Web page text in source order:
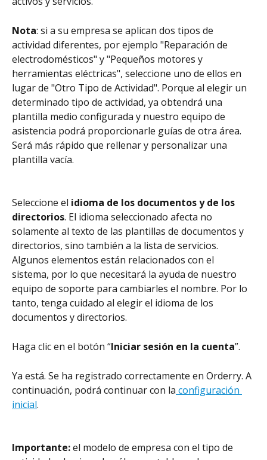
Nota: si a su empresa se aplican dos tipos de
actividad diferentes, por ejemplo "Reparación de
electrodomésticos" y "Pequeños motores y
herramientas eléctricas", seleccione uno de ellos en
lugar de "Otro Tipo de Actividad". Porque al elegir un
determinado tipo de actividad, ya obtendrá una
plantilla medio configurada y nuestro equipo de
asistencia podrá proporcionarle guías de otra área.
Será más rápido que rellenar y personalizar una
plantilla vacía.
Seleccione el idioma de los documentos y de los
directorios. El idioma seleccionado afecta no
solamente al texto de las plantillas de documentos y
directorios, sino también a la lista de servicios.
Algunos elementos están relacionados con el
sistema, por lo que necesitará la ayuda de nuestro
equipo de soporte para cambiarles el nombre. Por lo
tanto, tenga cuidado al elegir el idioma de los
documentos y directorios.
Haga clic en el botón “Iniciar sesión en la cuenta”.
Ya está. Se ha registrado correctamente en Orderry. A
continuación, podrá continuar con la configuración
inicial.
Importante: el modelo de empresa con el tipo de